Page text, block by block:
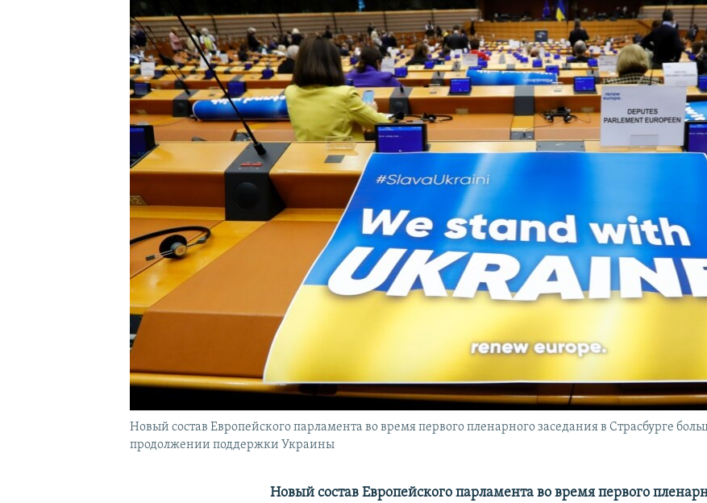
КРЫМ.НЕПОКОРЕННЫЙ
УКРАИНСКАЯ ПРОБЛЕМА КРЫМА
Новый состав Европейского парламента во время первого пленарного заседания в Страсбурге
продолжении поддержки Украины
Новый состав Европейского парламента во время первого